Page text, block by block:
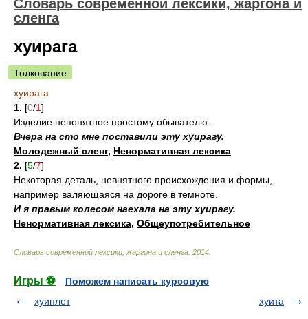
Cловарь современной лексики, жаргона и
сленга
хуирага
Толкование
хуирага
1. [0/1]
Изделие непонятное простому обывателю.
Вчера на сто мне поставили эту хуирагу.
Молодежный сленг, Ненормативная лексика
2. [5/7]
Некоторая деталь, невнятного происхождения и формы,
например валяющаяся на дороге в темноте.
И я правым колесом наехала на эту хуирагу.
Ненормативная лексика, Общеупотребительное
Cловарь современной лексики, жаргона и сленга 2014
Игры ⚽
Поможем написать курсовую
хуиплет
хуита